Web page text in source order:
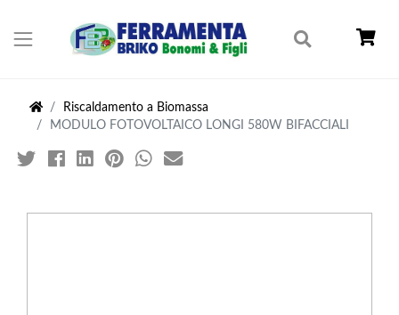
Riscaldamento a Biomassa
MODULO FOTOVOLTAICO LONGI 580W BIFACCIALI